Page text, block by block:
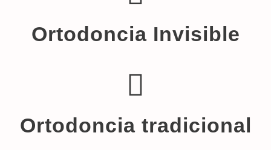
Ortodoncia Invisible
Ortodoncia tradicional